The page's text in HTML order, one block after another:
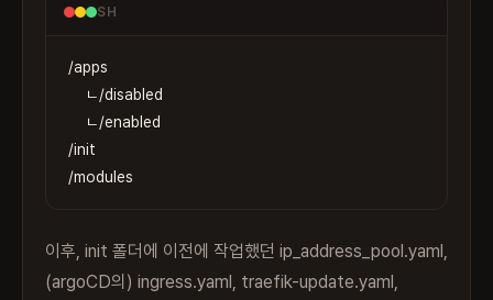
SH
/apps
    ㄴ/disabled
    ㄴ/enabled
/init
/modules
이후, init 폴더에 이전에 작업했던 ip_address_pool.yaml,
(argoCD의) ingress.yaml, traefik-update.yaml,